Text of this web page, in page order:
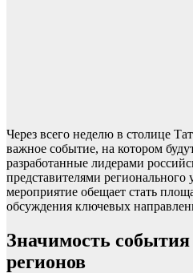
Через всего неделю в столице
важное событие, на котором
разработанные лидерами
представителями регионального
мероприятие обещает стать
обсуждения ключевых
Значимость события
регионов